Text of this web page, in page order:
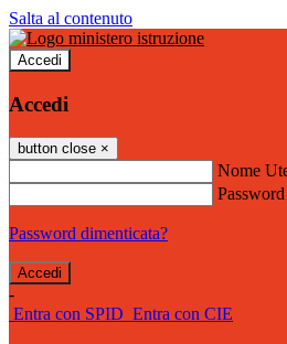
Salta al contenuto
Accedi
Accedi
button close ×
Nome
Password
Password dimenticata?
-
Entra con SPID Entra con CIE